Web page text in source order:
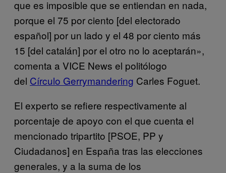
que es imposible que se entiendan en nada,
porque el 75 por ciento [del electorado
español] por un lado y el 48 por ciento más
15 [del catalán] por el otro no lo aceptarán»,
comenta a VICE News el politólogo
del Círculo Gerrymandering Carles Foguet.
El experto se refiere respectivamente al
porcentaje de apoyo con el que cuenta el
mencionado tripartito [PSOE, PP y
Ciudadanos] en España tras las elecciones
generales, y a la suma de los